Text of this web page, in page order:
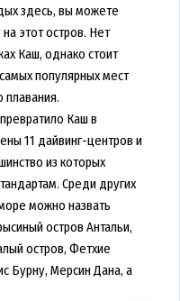
здесь, вы можете
этот остров. Нет
Каш, однако стоит
популярных мест
плавания.
Каш в
11 дайвинг-центров и
из которых
Среди других
можно назвать
остров Антальи,
остров, Фетхие
Бурну, Мерсин Дана, а